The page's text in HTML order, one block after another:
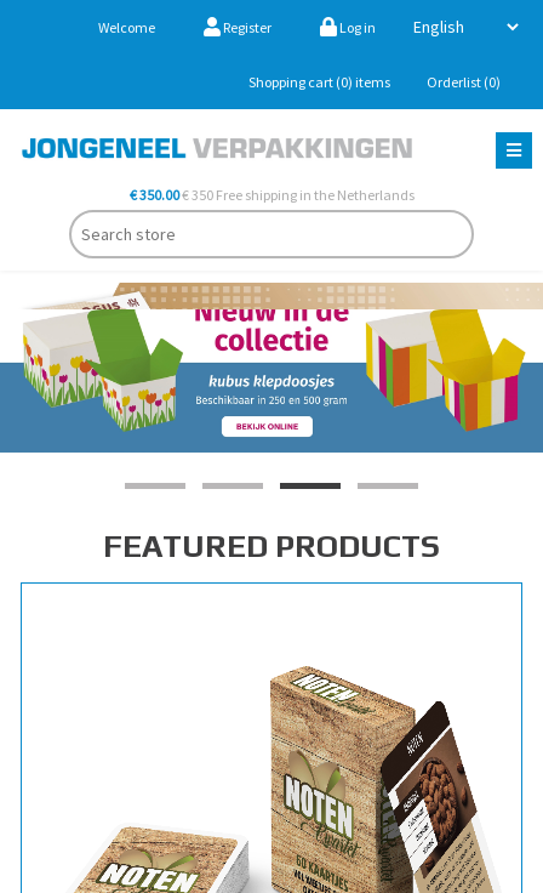
Welcome Register Log in
Shopping cart (0) items Orderlist (0)
€ 350.00€ 350 Free shipping in the Netherlands
FEATURED PRODUCTS